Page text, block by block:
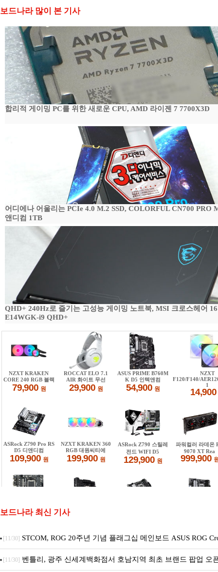
보드나라 많이 본 기사
합리적 게이밍 PC를 위한 새로운 CPU, AMD 라이젠 7 7700X3D
어디에나 어울리는 PCIe 4.0 M.2 SSD, COLORFUL CN700 PRO
앤디컴 1TB
QHD+ 240Hz로 즐기는 고성능 게이밍 노트북, MSI 크로스헤어
E14WGK-i9 QHD+
보드나라 최신 기사
[11/30] STCOM, ROG 20주년 기념 플래그십 메인보드 ASUS ROG
EDITION 20 국내 출시 예정
[11/30] 벤틀리, 광주 신세계백화점서 호남지역 최초 브랜드 팝업 오